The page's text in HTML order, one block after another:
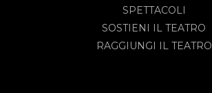
SPETTACOLI
SOSTIENI IL TEATRO
RAGGIUNGI IL TEATRO